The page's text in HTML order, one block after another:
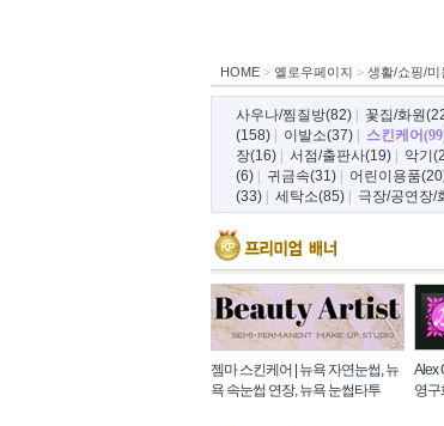
HOME> 옐로우페이지 > 생활/쇼핑/미
사우나/찜질방(82)| 꽃집/화원
(158)| 이발소(37)| 스킨케어
장(16)| 서점/출판사(19)| 악기
(6)| 귀금속(31)| 어린이용품
(33)| 세탁소(85)| 극장/공연장/
젬마 스킨케어 | 뉴욕 자연눈썹, 뉴
욕 속눈썹 연장, 뉴욕 눈썹타투
Alex
영구